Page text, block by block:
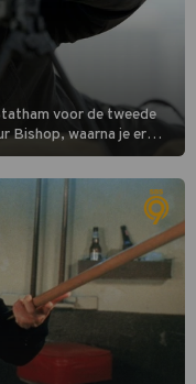
voor de tweede
Bishop, waarna je er
geplande pensioen niet